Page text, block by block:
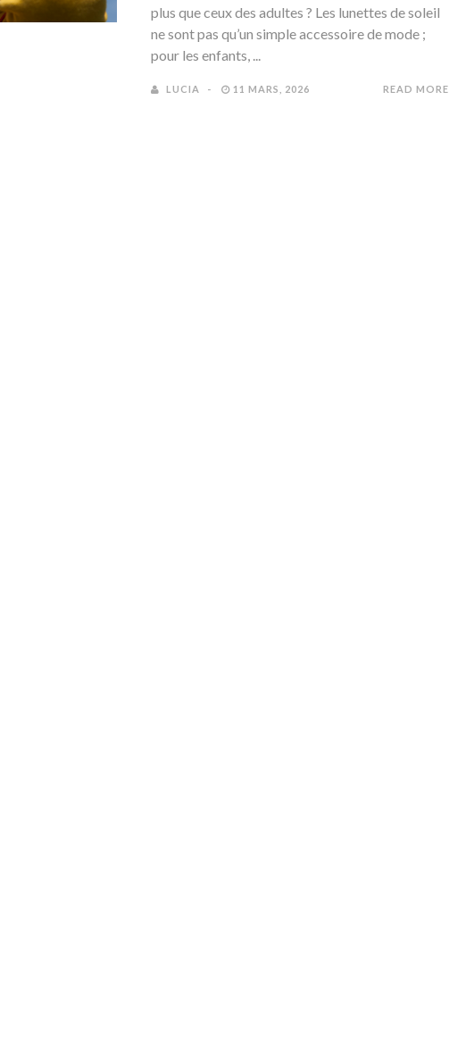
plus que ceux des adultes ? Les lunettes de soleil
ne sont pas qu’un simple accessoire de mode ;
pour les enfants, ...
LUCIA 11 MARS, 2026 READ MORE